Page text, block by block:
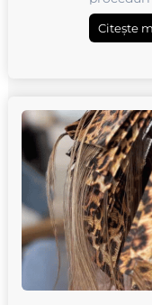
Citește